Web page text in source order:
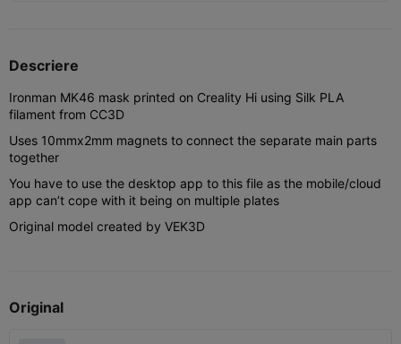
Descriere
Ironman MK46 mask printed on Creality Hi using Silk PLA
filament from CC3D
Uses 10mmx2mm magnets to connect the separate main parts
together
You have to use the desktop app to this file as the mobile/cloud
app can’t cope with it being on multiple plates
Original model created by VEK3D
Original